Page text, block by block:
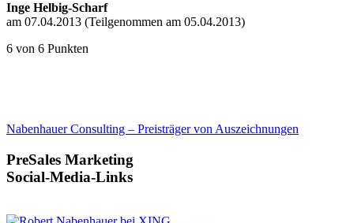
Inge Helbig-Scharf
am 07.04.2013 (Teilgenommen am 05.04.2013)
6 von 6 Punkten
Nabenhauer Consulting – Preisträger von Auszeichnungen
PreSales Marketing
Social-Media-Links